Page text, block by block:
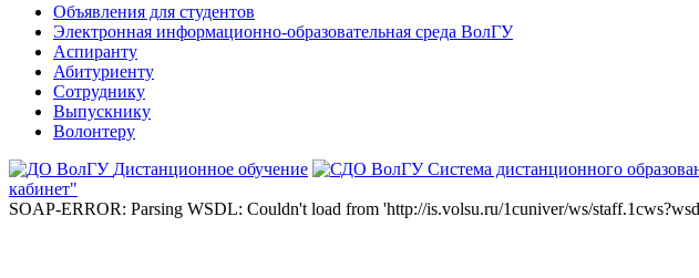
Объявления для студентов
Электронная информационно-образовательная среда ВолГУ
Аспиранту
Абитуриенту
Сотруднику
Выпускнику
Волонтеру
Дистанционное обучение
Система дистанционного
кабинет"
SOAP-ERROR: Parsing WSDL: Couldn't load from 'http://is.volsu.ru/1cuniver/ws/